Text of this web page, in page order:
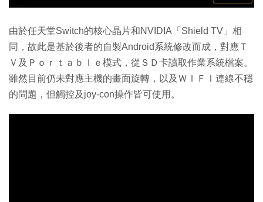
由於任天堂Switch的核心晶片和NVIDIA「Shield TV」相
同，故此是基於後者的自製Android系統修改而成，對應Ｔ
Ｖ及Ｐｏｒｔａｂｌｅ模式，從ＳＤ卡讀取作業系統檔案。
雖然目前仍未對應主機的畫面旋轉，以及ＷＩＦＩ連線不穩
的問題，但觸控及joy-con操作皆可使用。